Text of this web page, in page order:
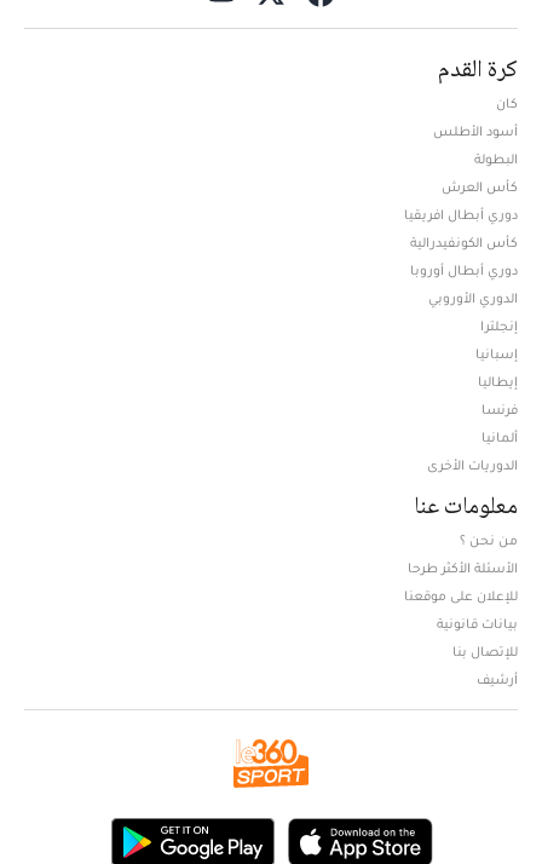
كرة القدم
كان
أسود الأطلس
البطولة
كأس العرش
دوري أبطال افريقيا
كأس الكونفيدرالية
دوري أبطال أوروبا
الدوري الأوروبي
إنجلترا
إسبانيا
إيطاليا
فرنسا
ألمانيا
الدوريات الأخرى
معلومات عنا
من نحن ؟
الأسئلة الأكثر طرحا
للإعلان على موقعنا
بيانات قانونية
للإتصال بنا
أرشيف